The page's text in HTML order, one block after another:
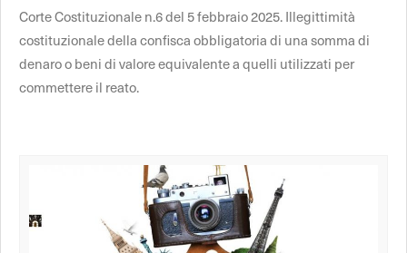
Corte Costituzionale n.6 del 5 febbraio 2025. Illegittimità
costituzionale della confisca obbligatoria di una somma di
denaro o beni di valore equivalente a quelli utilizzati per
commettere il reato.